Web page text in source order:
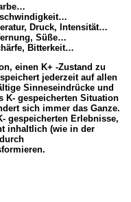
Druck, Intensität…
Süße…
Bitterkeit…
einen K+ -Zustand zu
jederzeit auf allen
Sinneseindrücke und
K- gespeicherten Situation
sich immer das Ganze.
gespeicherten Erlebnisse,
inhaltlich (wie in der